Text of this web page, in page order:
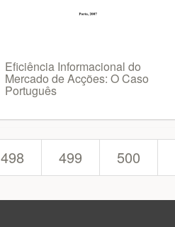
Eficiência Informacional do
Mercado de Acções: O Caso
Português
498 499 500